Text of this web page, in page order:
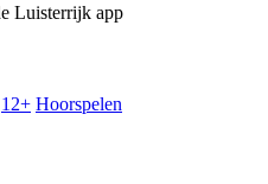
Luisterrijk app
12+ Hoorspelen